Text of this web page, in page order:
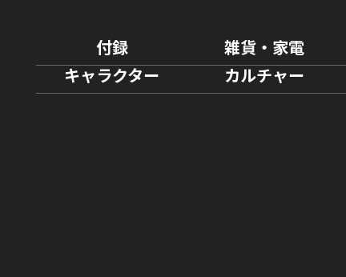
付録 雑貨・家電
キャラクター
カルチャー